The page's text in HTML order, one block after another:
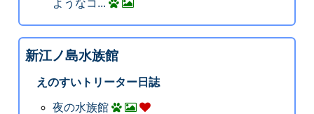
ようなコ...
新江ノ島水族館
えのすいトリーター日誌
夜の水族館